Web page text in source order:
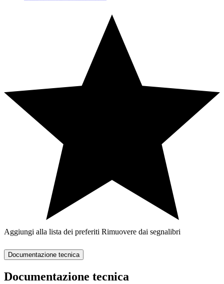
Aggiungi alla lista dei preferiti Rimuovere dai segnalibri
Documentazione tecnica
Documentazione tecnica